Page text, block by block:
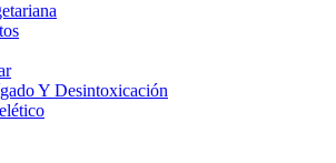
Y Desintoxicación